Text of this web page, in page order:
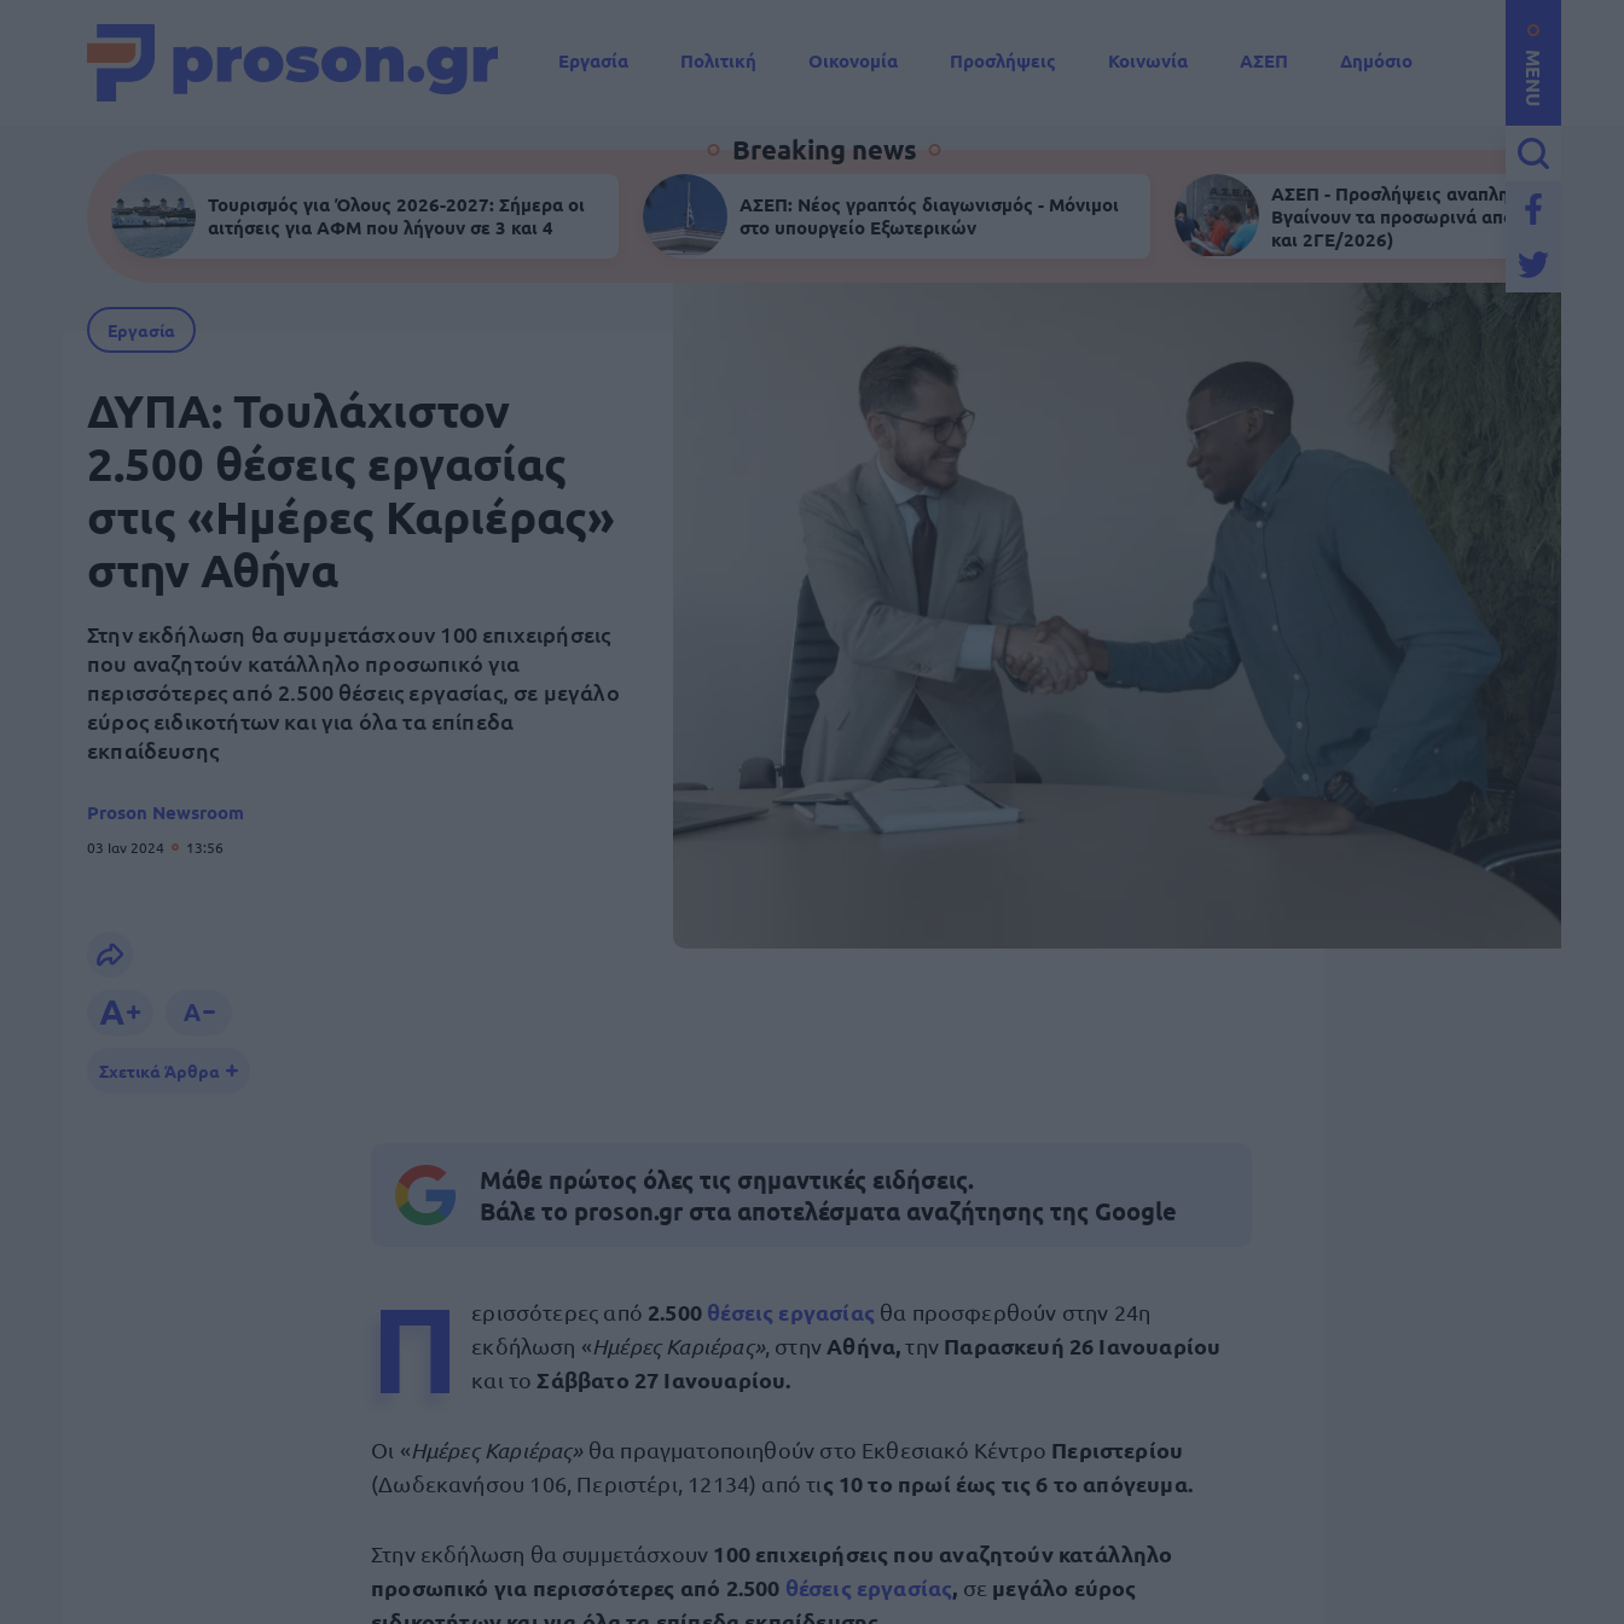
MENU
Εργασία Πολιτική Οικονομία Προσλήψεις Κοινωνία ΑΣΕΠ
Δημόσιο
Breaking news
Τουρισμός για Όλους 2026-2027: Σήμερα οι
αιτήσεις για ΑΦΜ που λήγουν σε 3 και 4
ΑΣΕΠ: Νέος γραπτός διαγωνισμός - Μόνιμοι
στο υπουργείο Εξωτερικών
ΑΣΕΠ - Προσλήψεις αναπληρωτών:
Βγαίνουν τα προσωρινά αποτελέσματα
και 2ΓΕ/2026)
Εργασία
ΔΥΠΑ: Τουλάχιστον
2.500 θέσεις εργασίας
στις «Ημέρες Καριέρας»
στην Αθήνα
Στην εκδήλωση θα συμμετάσχουν 100 επιχειρήσεις
που αναζητούν κατάλληλο προσωπικό για
περισσότερες από 2.500 θέσεις εργασίας, σε μεγάλο
εύρος ειδικοτήτων και για όλα τα επίπεδα
εκπαίδευσης
Proson Newsroom
03 Ιαν 2024 13:56
Σχετικά Άρθρα
Μάθε πρώτος όλες τις σημαντικές ειδήσεις.
Βάλε το proson.gr στα αποτελέσματα αναζήτησης της Google
Π ερισσότερες από 2.500 θέσεις εργασίας θα προσφερθούν στην 24η
εκδήλωση «Ημέρες Καριέρας», στην Αθήνα,την Παρασκευή 26 Ιανουαρίου
και το Σάββατο 27 Ιανουαρίου.
Οι «Ημέρες Καριέρας» θα πραγματοποιηθούν στο Εκθεσιακό Κέντρο Περιστερίου
(Δωδεκανήσου 106, Περιστέρι, 12134) από τις 10 το πρωί έως τις 6 το απόγευμα.
Στην εκδήλωση θα συμμετάσχουν 100 επιχειρήσεις που αναζητούν κατάλληλο
προσωπικό για περισσότερες από 2.500 θέσεις εργασίας, σε μεγάλο εύρος